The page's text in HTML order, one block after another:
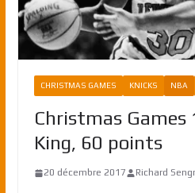
CHRISTMAS GAMES KNICKS NBA
Christmas Games
King, 60 points
20 décembre 2017 Richard